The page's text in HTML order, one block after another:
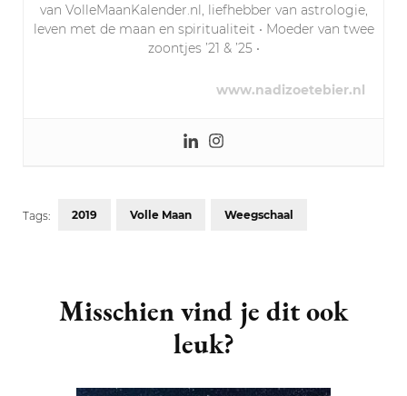
van VolleMaanKalender.nl, liefhebber van astrologie,
leven met de maan en spiritualiteit • Moeder van twee
zoontjes ’21 & ’25 •
www.nadizoetebier.nl
Tags: 2019 Volle Maan Weegschaal
Navigation
Misschien vind je dit ook
leuk?